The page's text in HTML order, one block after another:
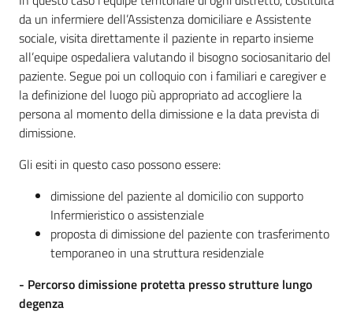
Costruiamo
Salute
Novità
Scuole
Imprese
ed Enti
Seguici
su
da un infermiere dell’Assistenza domiciliare e Assistente
sociale, visita direttamente il paziente in reparto insieme
all’equipe ospedaliera valutando il bisogno sociosanitario del
paziente. Segue poi un colloquio con i familiari e caregiver e
la definizione del luogo più appropriato ad accogliere la
persona al momento della dimissione e la data prevista di
dimissione.
Gli esiti in questo caso possono essere:
dimissione del paziente al domicilio con supporto
Infermieristico o assistenziale
proposta di dimissione del paziente con trasferimento
temporaneo in una struttura residenziale
- Percorso dimissione protetta presso strutture lungo
degenza